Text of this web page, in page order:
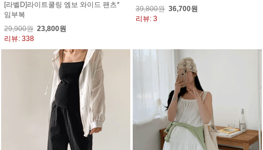
[라벨D]라이트쿨링 엠보 와이드 팬츠*
임부복
29,900원 23,800원
리뷰: 338
39,800원 36,700원
리뷰: 3